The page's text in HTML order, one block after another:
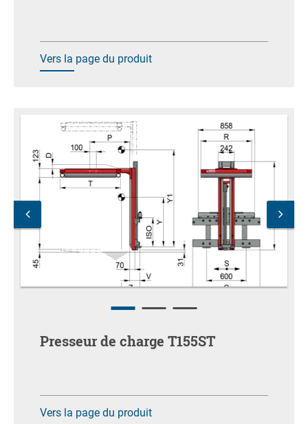
Vers la page du produit
Presseur de charge T155ST
Vers la page du produit